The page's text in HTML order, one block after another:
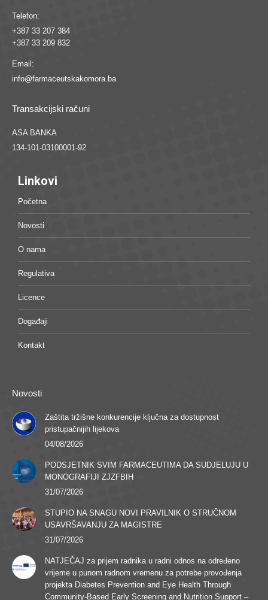
Telefon:
+387 33 207 384
+387 33 209 832
Email:
info@farmaceutskakomora.ba
Transakcijski računi
ASA BANKA
134-101-03100001-92
Linkovi
Početna
Novosti
O nama
Regulativa
Licence
Događaji
Kontakt
Novosti
Zaštita tržišne konkurencije ključna za dostupnost
pristupačnijih lijekova
04/08/2026
PODSJETNIK SVIM FARMACEUTIMA DA SUDJELUJU U
MONOGRAFIJI ZJZFBIH
31/07/2026
STUPIO NA SNAGU NOVI PRAVILNIK O STRUČNOM
USAVRŠAVANJU ZA MAGISTRE
31/07/2026
NATJEČAJ za prijem radnika u radni odnos na određeno
vrijeme u punom radnom vremenu za potrebe provođenja
projekta Diabetes Prevention and Eye Health Through
Community-Based Early Screening and Nutrition Support –